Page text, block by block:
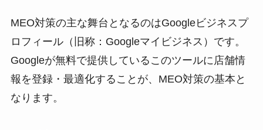
MEO対策の主な舞台となるのはGoogleビジネスプ
ロフィール（旧称：Googleマイビジネス）です。
Googleが無料で提供しているこのツールに店舗情
報を登録・最適化することが、MEO対策の基本と
なります。